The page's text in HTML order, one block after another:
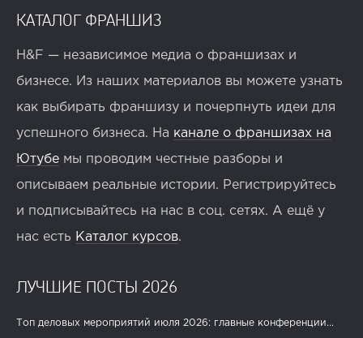
КАТАЛОГ ФРАНШИЗ
H&F — независимое медиа о франшизах и
бизнесе. Из наших материалов вы можете узнать
как выбирать франшизу и почерпнуть идеи для
успешного бизнеса. На канале о франшизах на
Ютубе мы проводим честные разборы и
описываем реальные истории. Регистрируйтесь
и подписывайтесь на нас в соц. сетях. А ещё у
нас есть Каталог курсов.
ЛУЧШИЕ ПОСТЫ 2026
Топ деловых мероприятий июля 2026: главные конференции...